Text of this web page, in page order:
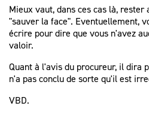
Mieux vaut, dans ces cas là, rester
"sauver la face". Eventuellement,
écrire pour dire que vous n'avez
valoir.
Quant à l'avis du procureur, il dira
n'a pas conclu de sorte qu'il est
VBD.